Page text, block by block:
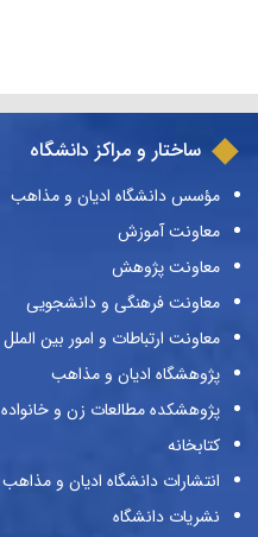
ساختار و مراکز دانشگاه
مؤسس دانشگاه ادیان و مذاهب
معاونت آموزش
معاونت پژوهش
معاونت فرهنگی و دانشجویی
معاونت ارتباطات و امور بین الملل
پژوهشگاه ادیان و مذاهب
پژوهشکده مطالعات زن و خانواده
کتابخانه
انتشارات دانشگاه ادیان و مذاهب
نشریات دانشگاه